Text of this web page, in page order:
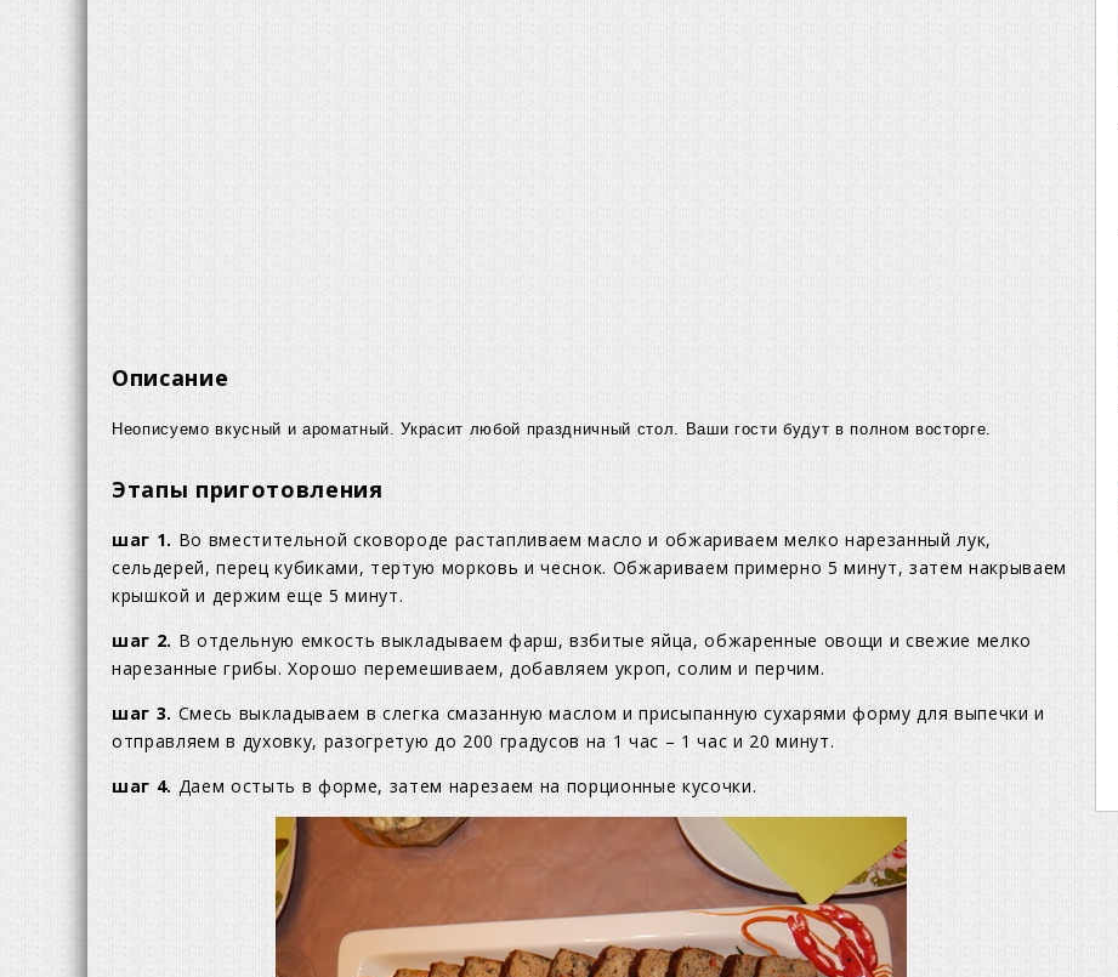
Описание
Неописуемо вкусный и ароматный. Украсит любой праздничный стол. Ваши гости будут в полном восторге.
Этапы приготовления
шаг 1. Во вместительной сковороде растапливаем масло и обжариваем мелко нарезанный лук,
сельдерей, перец кубиками, тертую морковь и чеснок. Обжариваем примерно 5 минут, затем накрываем
крышкой и держим еще 5 минут.
шаг 2. В отдельную емкость выкладываем фарш, взбитые яйца, обжаренные овощи и свежие мелко
нарезанные грибы. Хорошо перемешиваем, добавляем укроп, солим и перчим.
шаг 3. Смесь выкладываем в слегка смазанную маслом и присыпанную сухарями форму для выпечки и
отправляем в духовку, разогретую до 200 градусов на 1 час – 1 час и 20 минут.
шаг 4. Даем остыть в форме, затем нарезаем на порционные кусочки.